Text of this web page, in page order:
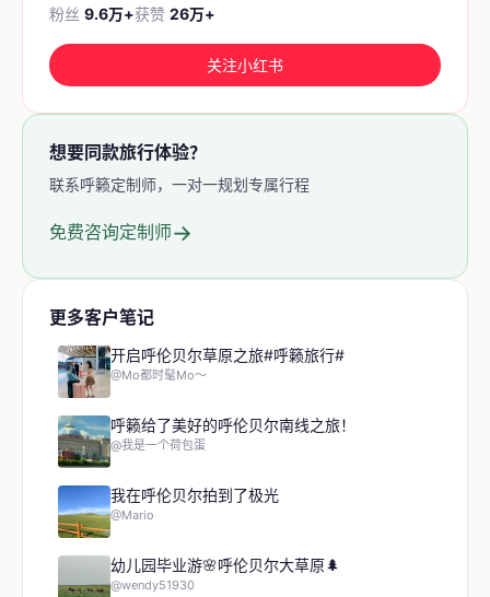
粉丝 9.6万+获赞 26万+
关注小红书
想要同款旅行体验？
联系呼籁定制师，一对一规划专属行程
免费咨询定制师→
更多客户笔记
开启呼伦贝尔草原之旅#呼籁旅行#
@Mo都时髦Mo～
呼籁给了美好的呼伦贝尔南线之旅！
@我是一个荷包蛋
我在呼伦贝尔拍到了极光
@Mario
幼儿园毕业游🌸呼伦贝尔大草原🌲
@wendy51930